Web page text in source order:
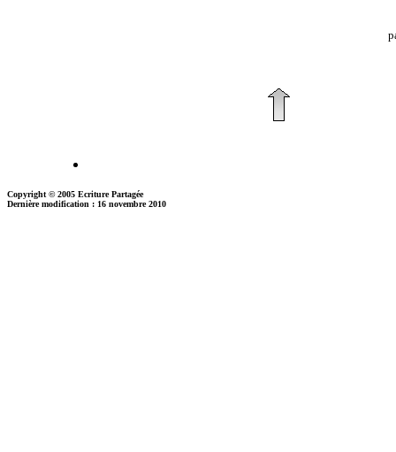
Copyright © 2005 Ecriture Partagée
Dernière modification : 16 novembre 2010